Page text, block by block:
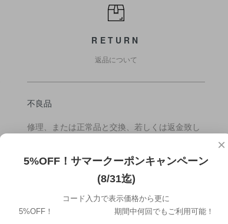
RETURN
返品について
不良品
修理、または正常品と交換、若しくは返金致し
商品ページに特に記載が無い限り、お届後8日以
内であれば未使用の場合に限り返品をお受け致
します。
×
5%OFF！サマークーポンキャンペーン
(8/31迄)
コード入力で表示価格から更に
5%OFF！ 期間中何回でもご利用可能！